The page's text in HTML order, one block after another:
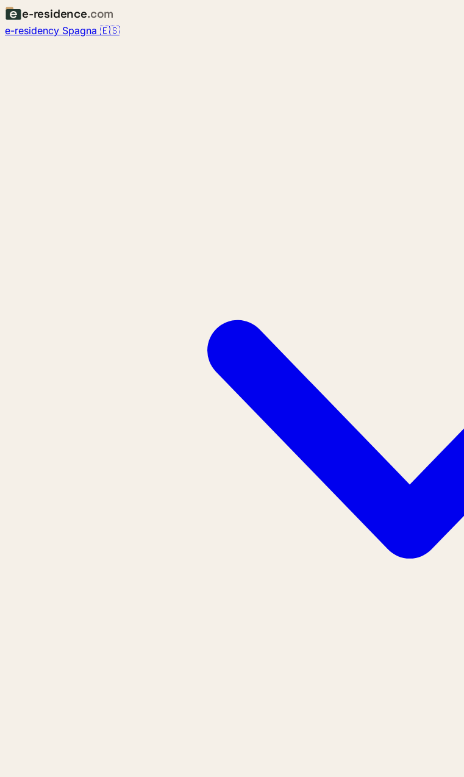
e-residence.com
e-residency Spagna 🇪🇸